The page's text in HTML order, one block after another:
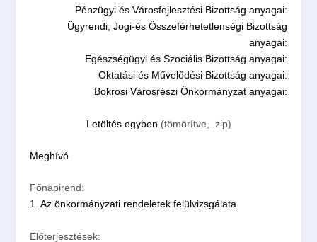
Pénzügyi és Városfejlesztési Bizottság anyagai:
Ügyrendi, Jogi-és Összeférhetetlenségi Bizottság
anyagai:
Egészségügyi és Szociális Bizottság anyagai:
Oktatási és Művelődési Bizottság anyagai:
Bokrosi Városrészi Önkormányzat anyagai:
Letöltés egyben (tömörítve, .zip)
Meghívó
Főnapirend:
1. Az önkormányzati rendeletek felülvizsgálata
Előterjesztések: